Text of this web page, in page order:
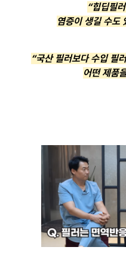
“힙딥필
염증이 생길 수도
“국산 필러보다 수입 필
어떤 제품